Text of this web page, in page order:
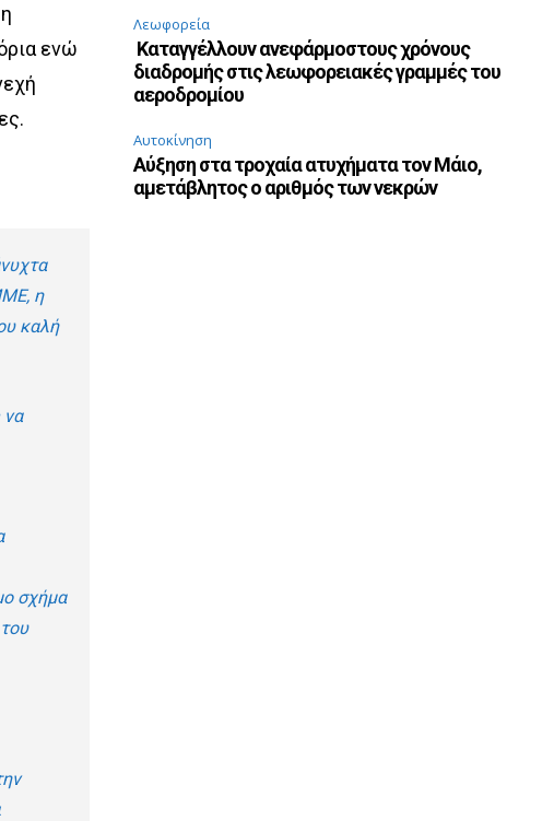
ενώ
η
καλή
να
σχήμα
Λεωφορεία
Καταγγέλλουν ανεφάρμοστους χρόνους
διαδρομής στις λεωφορειακές γραμμές του
αεροδρομίου
Αυτοκίνηση
Αύξηση στα τροχαία ατυχήματα τον Μάιο,
αμετάβλητος ο αριθμός των νεκρών